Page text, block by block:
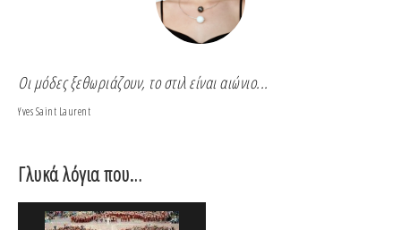
Οι μόδες ξεθωριάζουν, το στιλ είναι αιώνιο...
Yves Saint Laurent
Γλυκά λόγια που…